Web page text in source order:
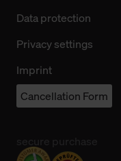
Data protection
Privacy settings
Imprint
Cancellation Form